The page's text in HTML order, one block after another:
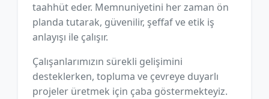
taahhüt eder. Memnuniyetini her zaman ön
planda tutarak, güvenilir, şeffaf ve etik iş
anlayışı ile çalışır.
Çalışanlarımızın sürekli gelişimini
desteklerken, topluma ve çevreye duyarlı
projeler üretmek için çaba göstermekteyiz.